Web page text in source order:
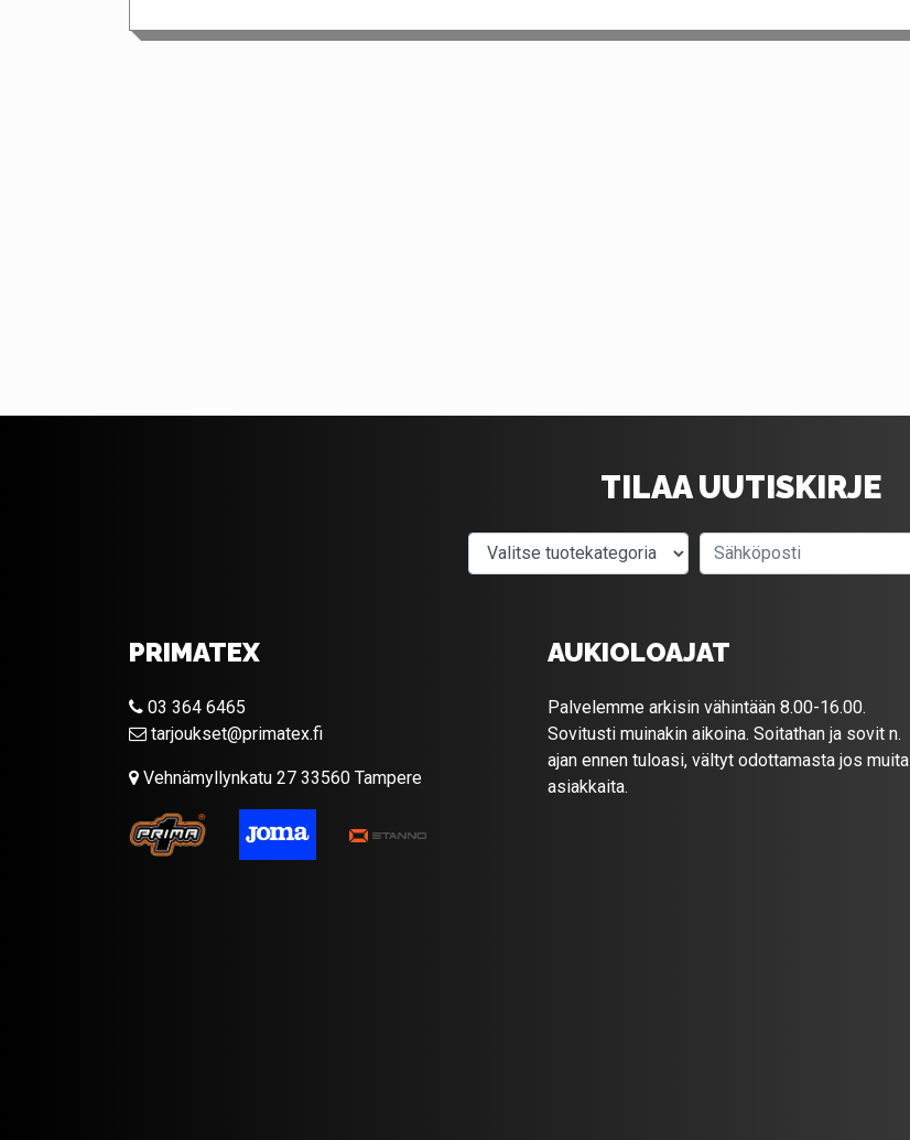
TILAA UUTISKIRJE
Valitse tuotekategoria
PRIMATEX
03 364 6465
tarjoukset@primatex.fi
Vehnämyllynkatu 27 33560 Tampere
AUKIOLOAJAT
Palvelemme arkisin vähintään 8.00-16.00.
Sovitusti muinakin aikoina. Soitathan ja sovit n.
ajan ennen tuloasi, vältyt odottamasta jos muita
asiakkaita.